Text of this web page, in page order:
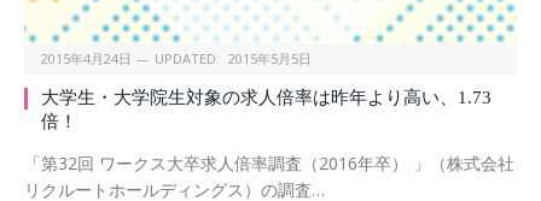
2015年4月24日 UPDATED: 2015年5月5日
大学生・大学院生対象の求人倍率は昨年より高い、1.73
倍！
「第32回 ワークス大卒求人倍率調査（2016年卒） 」（株式会社
リクルートホールディングス）の調査…